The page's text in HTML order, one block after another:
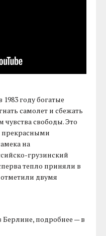
году богатые
самолет и сбежать
свободы. Это
прекрасными
на
грузинский
тепло приняли в
двумя
подробнее — в